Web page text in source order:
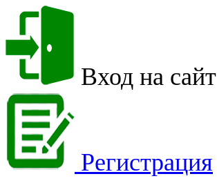
Вход на сайт
Регистрация